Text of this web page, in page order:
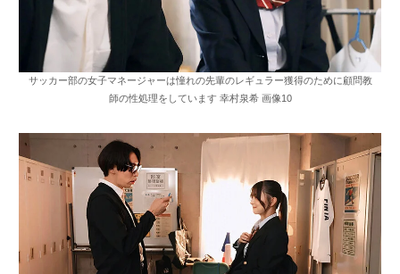
サッカー部の女子マネージャーは憧れの先輩のレギュラー獲得のために顧問教
師の性処理をしています 幸村泉希 画像10